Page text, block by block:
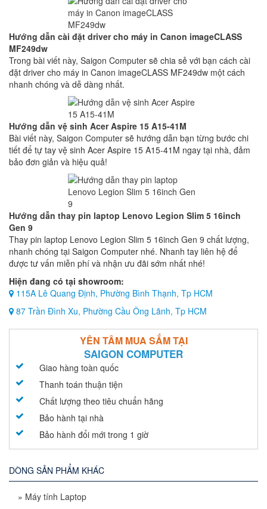
Hướng dẫn cài đặt driver cho máy in Canon imageCLASS
MF249dw
Trong bài viết này, Saigon Computer sẽ chia sẻ với bạn cách cài
đặt driver cho máy in Canon imageCLASS MF249dw một cách
nhanh chóng và dễ dàng nhất.
Hướng dẫn vệ sinh Acer Aspire 15 A15-41M
Bài viết này, Saigon Computer sẽ hướng dẫn bạn từng bước chi
tiết để tự tay vệ sinh Acer Aspire 15 A15-41M ngay tại nhà, đảm
bảo đơn giản và hiệu quả!
Hướng dẫn thay pin laptop Lenovo Legion Slim 5 16inch
Gen 9
Thay pin laptop Lenovo Legion Slim 5 16inch Gen 9 chất lượng,
nhanh chóng tại Saigon Computer nhé. Nhanh tay liên hệ để
được tư vấn miễn phí và nhận ưu đãi sớm nhất nhé!
Hiện đang có tại showroom:
115A Lê Quang Định, Phường Bình Thạnh, Tp HCM
87 Trần Đình Xu, Phường Cầu Ông Lãnh, Tp HCM
YÊN TÂM MUA SẮM TẠI
SAIGON COMPUTER
Giao hàng toàn quốc
Thanh toán thuận tiện
Chất lượng theo tiêu chuẩn hãng
Bảo hành tại nhà
Bảo hành đổi mới trong 1 giờ
DÒNG SẢN PHẨM KHÁC
» Máy tính Laptop